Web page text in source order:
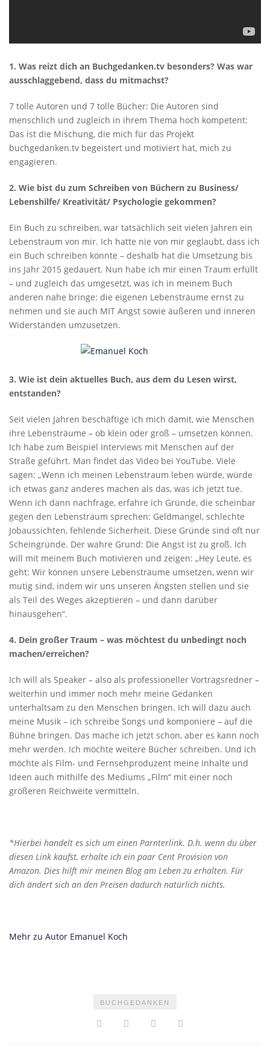
1. Was reizt dich an Buchgedanken.tv besonders? Was war
ausschlaggebend, dass du mitmachst?
7 tolle Autoren und 7 tolle Bücher: Die Autoren sind
menschlich und zugleich in ihrem Thema hoch kompetent:
Das ist die Mischung, die mich für das Projekt
buchgedanken.tv begeistert und motiviert hat, mich zu
engagieren.
2. Wie bist du zum Schreiben von Büchern zu Business/
Lebenshilfe/ Kreativität/ Psychologie gekommen?
Ein Buch zu schreiben, war tatsächlich seit vielen Jahren ein
Lebenstraum von mir. Ich hatte nie von mir geglaubt, dass ich
ein Buch schreiben könnte – deshalb hat die Umsetzung bis
ins Jahr 2015 gedauert. Nun habe ich mir einen Traum erfüllt
– und zugleich das umgesetzt, was ich in meinem Buch
anderen nahe bringe: die eigenen Lebensträume ernst zu
nehmen und sie auch MIT Angst sowie äußeren und inneren
Widerständen umzusetzen.
3. Wie ist dein aktuelles Buch, aus dem du Lesen wirst,
entstanden?
Seit vielen Jahren beschäftige ich mich damit, wie Menschen
ihre Lebensträume – ob klein oder groß – umsetzen können.
Ich habe zum Beispiel Interviews mit Menschen auf der
Straße geführt. Man findet das Video bei YouTube. Viele
sagen: „Wenn ich meinen Lebenstraum leben würde, würde
ich etwas ganz anderes machen als das, was ich jetzt tue.
Wenn ich dann nachfrage, erfahre ich Gründe, die scheinbar
gegen den Lebenstraum sprechen: Geldmangel, schlechte
Jobaussichten, fehlende Sicherheit. Diese Gründe sind oft nur
Scheingründe. Der wahre Grund: Die Angst ist zu groß. Ich
will mit meinem Buch motivieren und zeigen: „Hey Leute, es
geht: Wir können unsere Lebensträume umsetzen, wenn wir
mutig sind, indem wir uns unseren Ängsten stellen und sie
als Teil des Weges akzeptieren – und dann darüber
hinausgehen“.
4. Dein großer Traum – was möchtest du unbedingt noch
machen/erreichen?
Ich will als Speaker – also als professioneller Vortragsredner –
weiterhin und immer noch mehr meine Gedanken
unterhaltsam zu den Menschen bringen. Ich will dazu auch
meine Musik – ich schreibe Songs und komponiere – auf die
Bühne bringen. Das mache ich jetzt schon, aber es kann noch
mehr werden. Ich möchte weitere Bücher schreiben. Und ich
möchte als Film- und Fernsehproduzent meine Inhalte und
Ideen auch mithilfe des Mediums „Film“ mit einer noch
größeren Reichweite vermitteln.
*Hierbei handelt es sich um einen Parnterlink. D.h. wenn du über
diesen Link kaufst, erhalte ich ein paar Cent Provision von
Amazon. Dies hilft mir meinen Blog am Leben zu erhalten. Für
dich ändert sich an den Preisen dadurch natürlich nichts.
Mehr zu Autor Emanuel Koch
BUCHGEDANKEN